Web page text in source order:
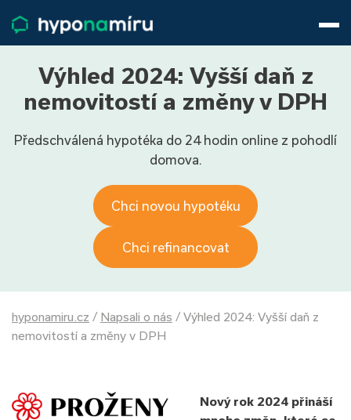
Životní pojištění
Pojištění nemovitosti
Články
800 688 388
9−16 hod.
Výhled 2024: Vyšší daň z
nemovitostí a změny v DPH
Předschválená hypotéka do 24 hodin online z pohodlí
domova.
Chci novou hypotéku
Chci refinancovat
hyponamiru.cz / Napsali o nás / Výhled 2024: Vyšší daň z
nemovitostí a změny v DPH
Nový rok 2024 přináší